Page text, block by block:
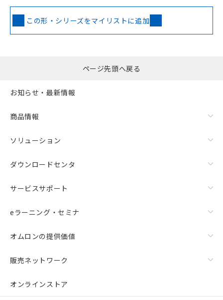
この形・シリーズをマイリストに追加
ページ先頭へ戻る
お知らせ・最新情報
商品情報
ソリューション
ダウンロードセンタ
サービスサポート
eラーニング・セミナ
オムロンの提供価値
販売ネットワーク
オンラインストア